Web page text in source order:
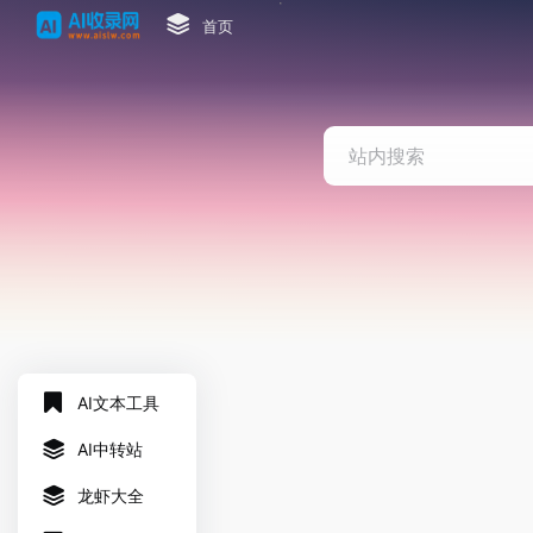
首页
AI文本工具
AI中转站
龙虾大全